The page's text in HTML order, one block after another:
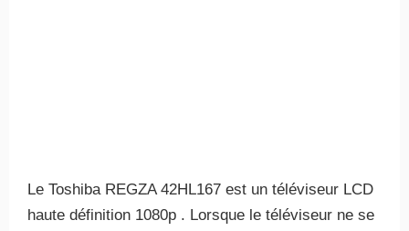
Le Toshiba REGZA 42HL167 est un téléviseur LCD
haute définition 1080p . Lorsque le téléviseur ne se